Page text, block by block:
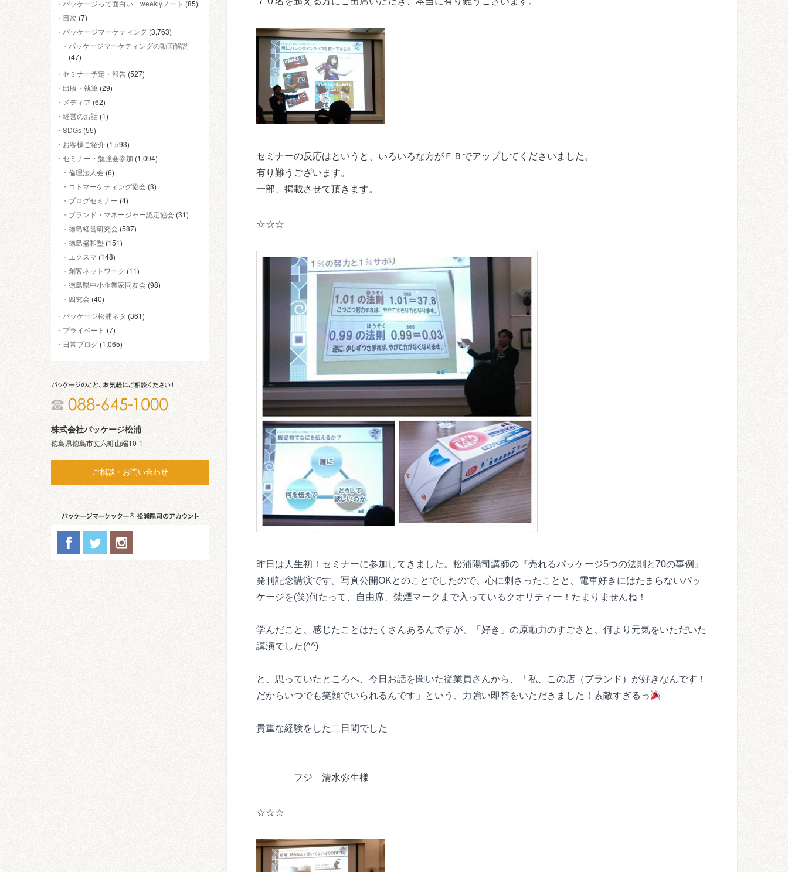
パッケージって面白い weeklyノート (85)
目次 (7)
パッケージマーケティング (3,763)
パッケージマーケティングの動画解説
(47)
セミナー予定・報告 (527)
出版・執筆 (29)
メディア (62)
経営のお話 (1)
SDGs (55)
お客様ご紹介 (1,593)
セミナー・勉強会参加 (1,094)
倫理法人会 (6)
コトマーケティング協会 (3)
ブログセミナー (4)
ブランド・マネージャー認定協会 (31)
徳島経営研究会 (587)
徳島盛和塾 (151)
エクスマ (148)
創客ネットワーク (11)
徳島県中小企業家同友会 (98)
四究会 (40)
パッケージ松浦ネタ (361)
プライベート (7)
日常ブログ (1,065)
株式会社パッケージ松浦
徳島県徳島市丈六町山端10-1
ご相談・お問い合わせ
セミナーの反応はというと、いろいろな方がＦＢでアップしてくださいました。
有り難うございます。
一部、掲載させて頂きます。
☆☆☆
昨日は人生初！セミナーに参加してきました。松浦陽司講師の『売れるパッケージ5つの法則と70の事例』
発刊記念講演です。写真公開OKとのことでしたので、心に刺さったことと、電車好きにはたまらないパッ
ケージを(笑)何たって、自由席、禁煙マークまで入っているクオリティー！たまりませんね！
学んだこと、感じたことはたくさんあるんですが、「好き」の原動力のすごさと、何より元気をいただいた
講演でした(^^)
と、思っていたところへ、今日お話を聞いた従業員さんから、「私、この店（ブランド）が好きなんです！
だからいつでも笑顔でいられるんです」という、力強い即答をいただきました！素敵すぎるっ
貴重な経験をした二日間でした
フジ 清水弥生様
☆☆☆